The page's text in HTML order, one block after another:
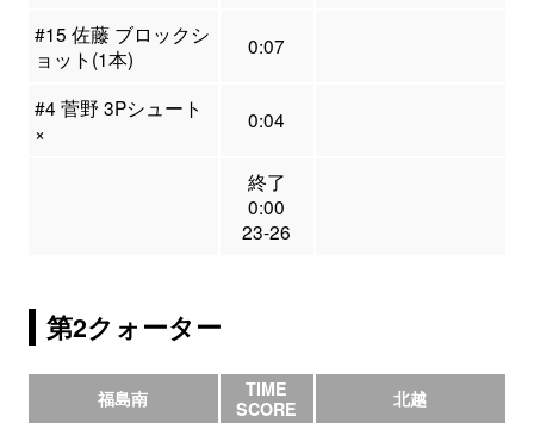
#15 佐藤 ブロックシ
ョット(1本)
0:07
#4 菅野 3Pシュート
×
0:04
終了
0:00
23-26
第2クォーター
福島南
TIME
SCORE
北越